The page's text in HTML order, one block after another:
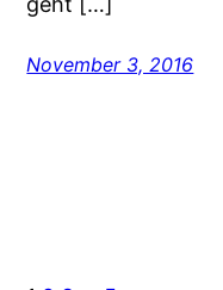
November 3, 2016